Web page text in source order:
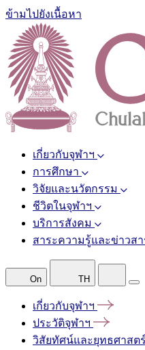
ข้ามไปยังเนื้อหา
เกี่ยวกับจุฬาฯ
การศึกษา
วิจัยและนวัตกรรม
ชีวิตในจุฬาฯ
บริการสังคม
สาระความรู้และข่าวสา
On TH
เกี่ยวกับจุฬาฯ
ประวัติจุฬาฯ
วิสัยทัศน์และยุทธศาสตร์